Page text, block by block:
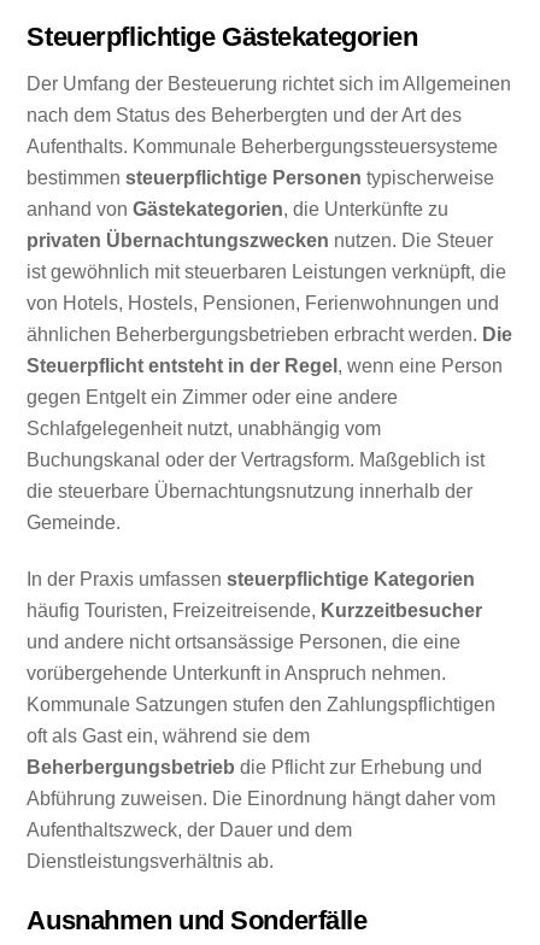
Steuerpflichtige Gästekategorien
Der Umfang der Besteuerung richtet sich im Allgemeinen
nach dem Status des Beherbergten und der Art des
Aufenthalts. Kommunale Beherbergungssteuersysteme
bestimmensteuerpflichtige Personen typischerweise
anhand vonGästekategorien, die Unterkünfte zu
privaten Übernachtungszwecken nutzen. Die Steuer
ist gewöhnlich mit steuerbaren Leistungen verknüpft, die
von Hotels, Hostels, Pensionen, Ferienwohnungen und
ähnlichen Beherbergungsbetrieben erbracht werden. Die
Steuerpflicht entsteht in der Regel , wenn eine Person
gegen Entgelt ein Zimmer oder eine andere
Schlafgelegenheit nutzt, unabhängig vom
Buchungskanal oder der Vertragsform. Maßgeblich ist
die steuerbare Übernachtungsnutzung innerhalb der
Gemeinde.
In der Praxis umfassensteuerpflichtige Kategorien
häufig Touristen, Freizeitreisende, Kurzzeitbesucher
und andere nicht ortsansässige Personen, die eine
vorübergehende Unterkunft in Anspruch nehmen.
Kommunale Satzungen stufen den Zahlungspflichtigen
oft als Gast ein, während sie dem
Beherbergungsbetrieb die Pflicht zur Erhebung und
Abführung zuweisen. Die Einordnung hängt daher vom
Aufenthaltszweck, der Dauer und dem
Dienstleistungsverhältnis ab.
Ausnahmen und Sonderfälle